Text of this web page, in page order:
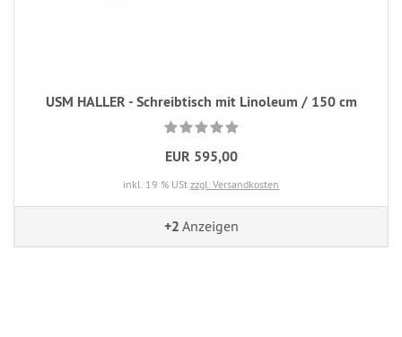
USM HALLER - Schreibtisch mit Linoleum / 150 cm
EUR 595,00
inkl. 19 % USt zzgl. Versandkosten
+2 Anzeigen